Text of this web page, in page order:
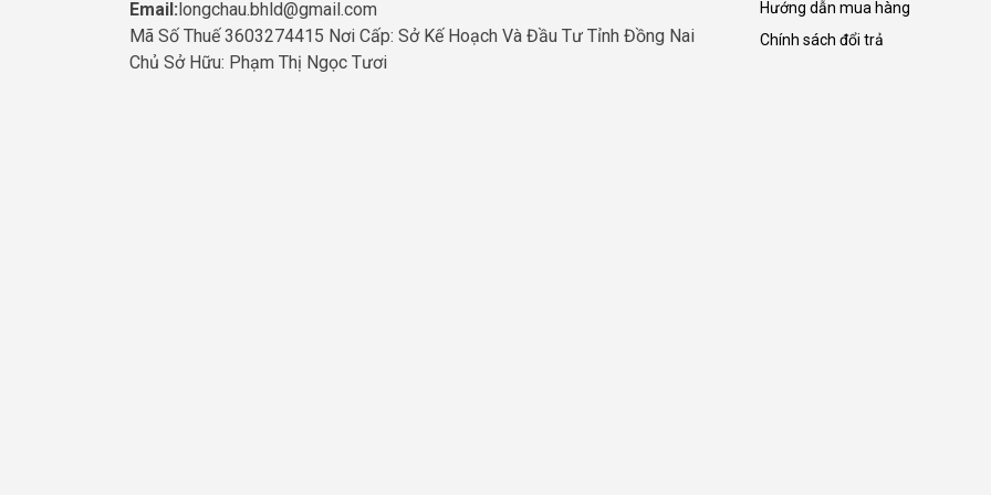
Email:longchau.bhld@gmail.com
Mã Số Thuế 3603274415 Nơi Cấp: Sở Kế Hoạch Và Đầu Tư Tỉnh Đồng Nai
Chủ Sở Hữu: Phạm Thị Ngọc Tươi
Hướng dẫn mua hàng
Chính sách đổi trả